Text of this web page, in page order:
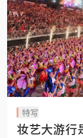
特写
妆艺大游行